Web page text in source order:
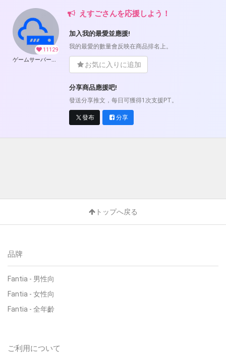
11129
ゲームサーバー公開ツール の開発支援
えすごさんを応援しよう！
加入我的最愛並應援!
我的最愛的數量會反映在商品排名上。
お気に入りに追加
分享商品應援吧!
發送分享推文，每日可獲得1次支援PT。
發布 分享
トップへ戻る
品牌
Fantia - 男性向
Fantia - 女性向
Fantia - 全年齡
ご利用について